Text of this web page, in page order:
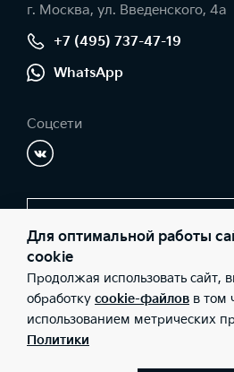
г. Москва, ул. Введенского, 4а
+7 (495) 737-47-19
WhatsApp
Соцсети
© 2026 Юридические лица ООО "СИМ-
адрес: г. Москва, ул. Введенского,
19; ИНН: 7726458509; ОГРН:
СНГ» (Фактический адрес: г.Москва,
301 08 80; ИНН: 7728674093; ОГРН:
Для оптимальной работы
cookie
Продолжая использовать сайт,
обработку cookie-файлов в том
использованием метрических
Политики